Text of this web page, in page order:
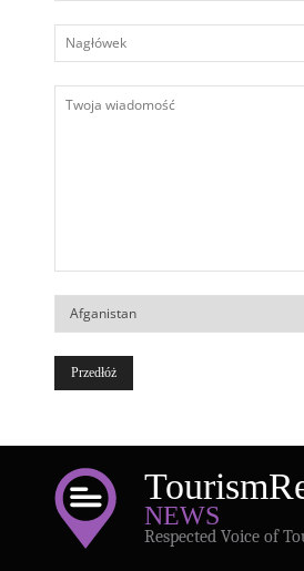
Nagłówek
wiadomość
Kraj
Tourism
NEWS
Respected Voice of